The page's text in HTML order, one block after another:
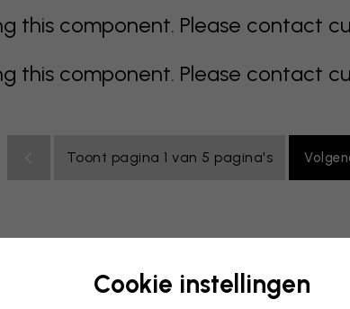
this component. Please contact
this component. Please contact
Toont pagina 1 van 5 pagina's
oranje roze paars rood turkoois
Cookie instellingen